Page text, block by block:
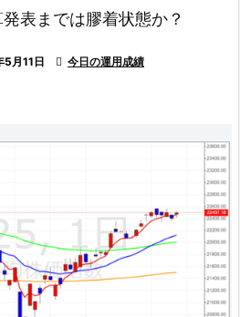
表までは膠着状態か？
月11日  今日の運用成績